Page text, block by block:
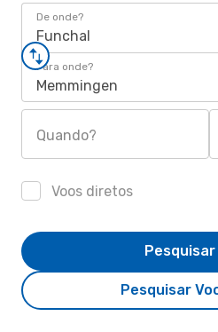
De onde?
Funchal
Para onde?
Memmingen
Quando?
Voos diretos
Pesquisar